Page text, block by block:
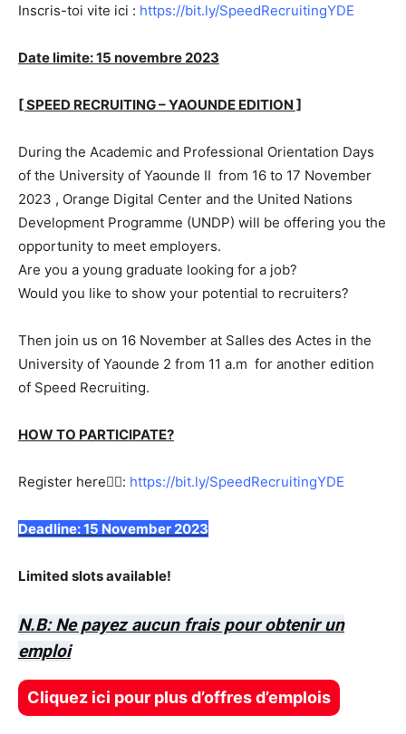
Inscris-toi vite ici : https://bit.ly/SpeedRecruitingYDE
Date limite: 15 novembre 2023
[ SPEED RECRUITING – YAOUNDE EDITION ]
During the Academic and Professional Orientation Days
of the University of Yaounde II from 16 to 17 November
2023 , Orange Digital Center and the United Nations
Development Programme (UNDP) will be offering you the
opportunity to meet employers.
Are you a young graduate looking for a job?
Would you like to show your potential to recruiters?
Then join us on 16 November at Salles des Actes in the
University of Yaounde 2 from 11 a.m for another edition
of Speed Recruiting.
HOW TO PARTICIPATE?
Register here👉🏾: https://bit.ly/SpeedRecruitingYDE
Deadline: 15 November 2023
Limited slots available!
N.B: Ne payez aucun frais pour obtenir un
emploi
Cliquez ici pour plus d’offres d’emplois